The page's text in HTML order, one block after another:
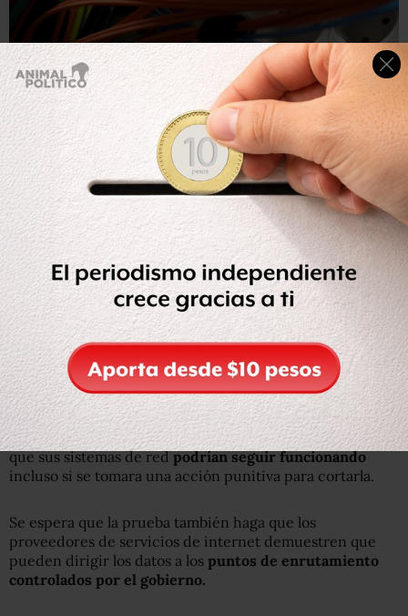
Reuters
Un proyecto de ley ordenando los cambios tecnológicos
necesarios para poder operar independientemente de la
red internacional ya fue presentado al parlamento ruso el
año pasado.
Actualmente, 12 organizaciones supervisan los servidores
raíz para DNS y ninguna de ellas está en Rusia.
Sin embargo, muchas copias del principal "libro de
direcciones" de la red ya existen en Rusia, lo que sugiere
que sus sistemas de redpodrían seguir funcionando
incluso si se tomara una acción punitiva para cortarla.
Se espera que la prueba también haga que los
proveedores de servicios de internet demuestren que
pueden dirigir los datos a los puntos de enrutamiento
controlados por el gobierno.